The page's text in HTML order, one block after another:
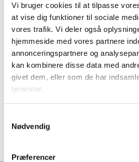
Vi bruger cookies til at tilpasse
at vise dig funktioner til sociale
vores trafik. Vi deler også
hjemmeside med vores partnere
annonceringspartnere og
kan kombinere disse data med
givet dem, eller som de har
tjenester.
Nødvendig
Præferencer